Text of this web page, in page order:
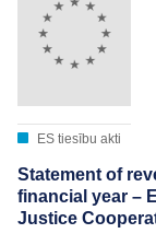
ES tiesību akti
Statement of
financial year –
Justice